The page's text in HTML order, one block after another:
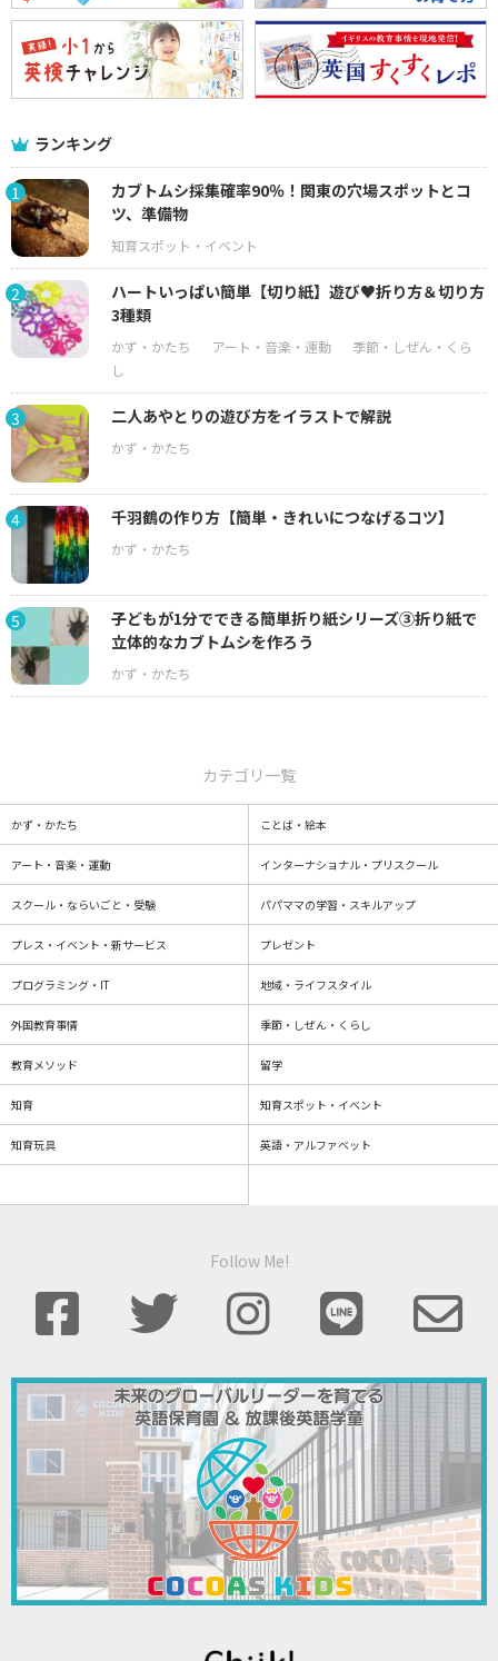
ランキング
1
カブトムシ採集確率90％！関東の穴場スポットとコ
ツ、準備物
2
ハートいっぱい簡単【切り紙】遊び♥折り方＆切り方
3種類
3 二人あやとりの遊び方をイラストで解説
4 千羽鶴の作り方【簡単・きれいにつなげるコツ】
5
子どもが1分でできる簡単折り紙シリーズ③折り紙で
立体的なカブトムシを作ろう
カテゴリ一覧
かず・かたち ことば・絵本
アート・音楽・運動 インターナショナル・プリスクール
スクール・ならいごと・受験 パパママの学習・スキルアップ
プレス・イベント・新サービス プレゼント
プログラミング・IT 地域・ライフスタイル
外国教育事情 季節・しぜん・くらし
教育メソッド 留学
知育 知育スポット・イベント
知育玩具 英語・アルファベット
Follow Me!